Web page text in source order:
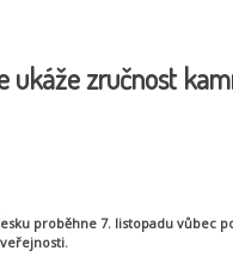
ukáže zručnost
proběhne 7. listopadu